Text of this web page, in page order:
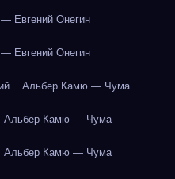
Евгений Онегин
Евгений Онегин
Альбер Камю — Чума
Альбер Камю — Чума
Альбер Камю — Чума